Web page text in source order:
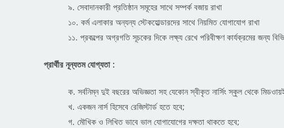
৯. সেবাদানকারী প্রতিষ্ঠান সমূহের সাথে সম্পর্ক বজায় রাখা
১০. কর্ম এলাকার অন্যন্য স্টেকহোল্ডারদের সাথে নিয়মিত যোগাযোগ রাখা
১১. প্রকল্পের অগ্রগতি সূচকের দিকে লক্ষ্য রেখে পরিবীক্ষণ কার্যক্রমের জন্য
প্রার্থীর নূন্যতম যোগ্যতা :
ক. সর্বনিম্ন দুই বছরের অভিজ্ঞতা সহ যেকোন স্বীকৃত নার্সিং স্কুল থেকে
খ. একজন নার্স হিসেবে রেজিস্টার্ড হতে হবে;
গ. মৌখিক ও লিখিত ভাবে ভাল যোগাযোগের দক্ষতা থাকতে হবে;